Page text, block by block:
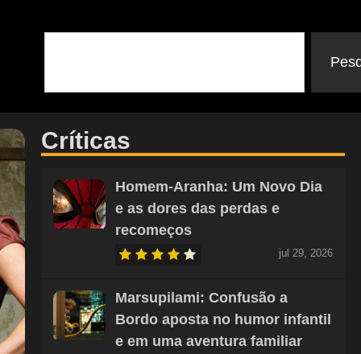
Críticas
Homem-Aranha: Um Novo Dia
e as dores das perdas e
recomeços
jul 29, 2026
Marsupilami: Confusão a
Bordo aposta no humor infantil
e em uma aventura familiar